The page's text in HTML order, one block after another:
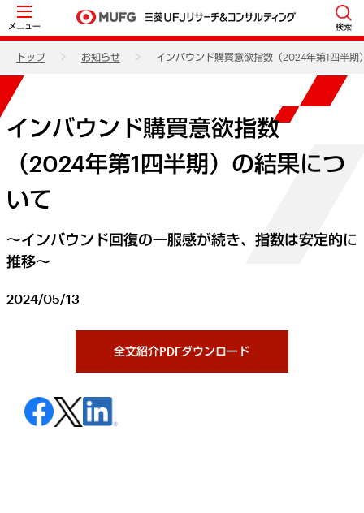
メニュー 検索
トップ お知らせ インバウンド購買意欲指数（2024年第1四半期
インバウンド購買意欲指数
（2024年第1四半期）の結果につ
いて
～インバウンド回復の一服感が続き、指数は安定的に
推移～
2024/05/13
全文紹介PDFダウンロード